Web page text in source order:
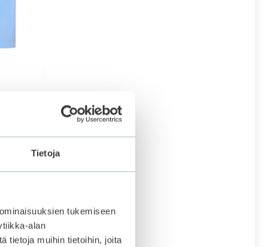
Tietoja
tukemiseen
alan
tietoja muihin tietoihin, joita